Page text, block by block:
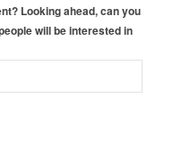
Looking ahead, can you
will be interested in